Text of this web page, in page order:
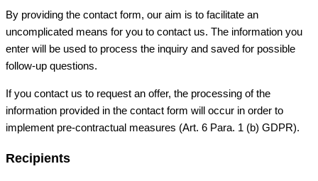
By providing the contact form, our aim is to facilitate an
uncomplicated means for you to contact us. The information you
enter will be used to process the inquiry and saved for possible
follow-up questions.
If you contact us to request an offer, the processing of the
information provided in the contact form will occur in order to
implement pre-contractual measures (Art. 6 Para. 1 (b) GDPR).
Recipients